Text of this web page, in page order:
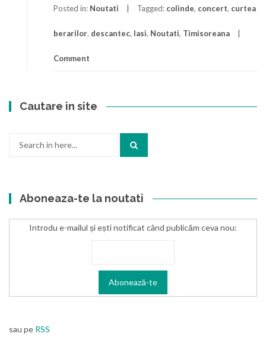
Posted in: Noutati Tagged: colinde, concert, curtea
berarilor, descantec, Iasi, Noutati, Timisoreana
Comment
Cautare in site
Aboneaza-te la noutati
Introdu e-mailul și ești notificat când publicăm ceva nou:
sau pe RSS